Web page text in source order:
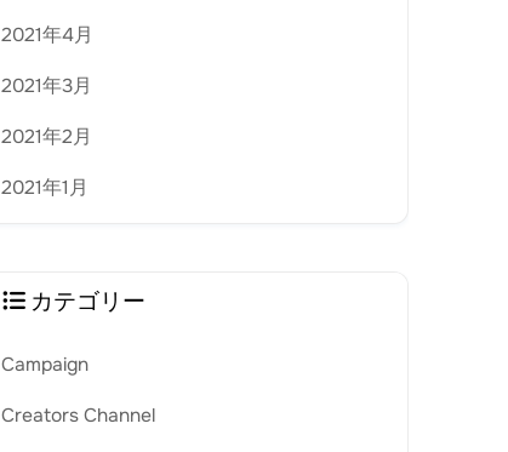
2021年4月
2021年3月
2021年2月
2021年1月
カテゴリー
Campaign
Creators Channel